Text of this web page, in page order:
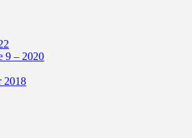
9 – 2020
2018